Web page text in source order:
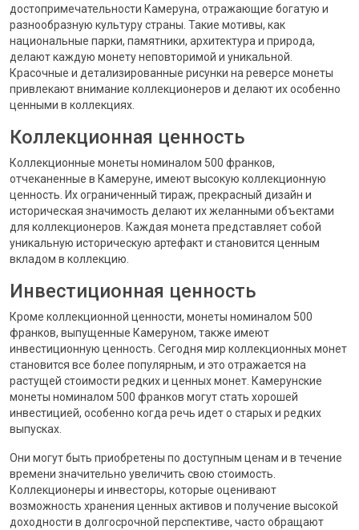
достопримечательности Камеруна, отражающие богатую и
разнообразную культуру страны. Такие мотивы, как
национальные парки, памятники, архитектура и природа,
делают каждую монету неповторимой и уникальной.
Красочные и детализированные рисунки на реверсе монеты
привлекают внимание коллекционеров и делают их особенно
ценными в коллекциях.
Коллекционная ценность
Коллекционные монеты номиналом 500 франков,
отчеканенные в Камеруне, имеют высокую коллекционную
ценность. Их ограниченный тираж, прекрасный дизайн и
историческая значимость делают их желанными объектами
для коллекционеров. Каждая монета представляет собой
уникальную историческую артефакт и становится ценным
вкладом в коллекцию.
Инвестиционная ценность
Кроме коллекционной ценности, монеты номиналом 500
франков, выпущенные Камеруном, также имеют
инвестиционную ценность. Сегодня мир коллекционных монет
становится все более популярным, и это отражается на
растущей стоимости редких и ценных монет. Камерунские
монеты номиналом 500 франков могут стать хорошей
инвестицией, особенно когда речь идет о старых и редких
выпусках.
Они могут быть приобретены по доступным ценам и в течение
времени значительно увеличить свою стоимость.
Коллекционеры и инвесторы, которые оценивают
возможность хранения ценных активов и получение высокой
доходности в долгосрочной перспективе, часто обращают